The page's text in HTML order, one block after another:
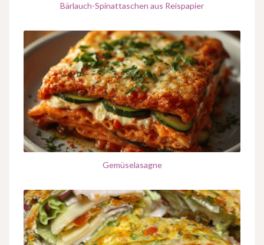
Bärlauch-Spinattaschen aus Reispapier
Gemüselasagne